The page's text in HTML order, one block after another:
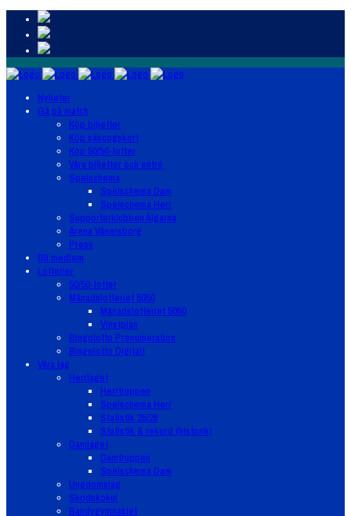
Nyheter
Gå på match
Köp biljetter
Köp säsongskort
Köp 50/50-lotter
Våra biljetter och entré
Spelschema
Spelschema Dam
Spelschema Herr
Supporterklubben Älgarna
Arena Vänersborg
Press
Bli medlem
Lotterier
50/50-lotter
Månadslotteriet 5050
Månadslotteriet 5050
Vinstplan
Bingolotto Prenumeration
Bingolotto Digitalt
Våra lag
Herrlaget
Herrtruppen
Spelschema Herr
Statistik 25/26
Statistik & rekord (historik)
Damlaget
Damtruppen
Spelschema Dam
Ungdomslag
Skridskokul
Bandygymnasiet